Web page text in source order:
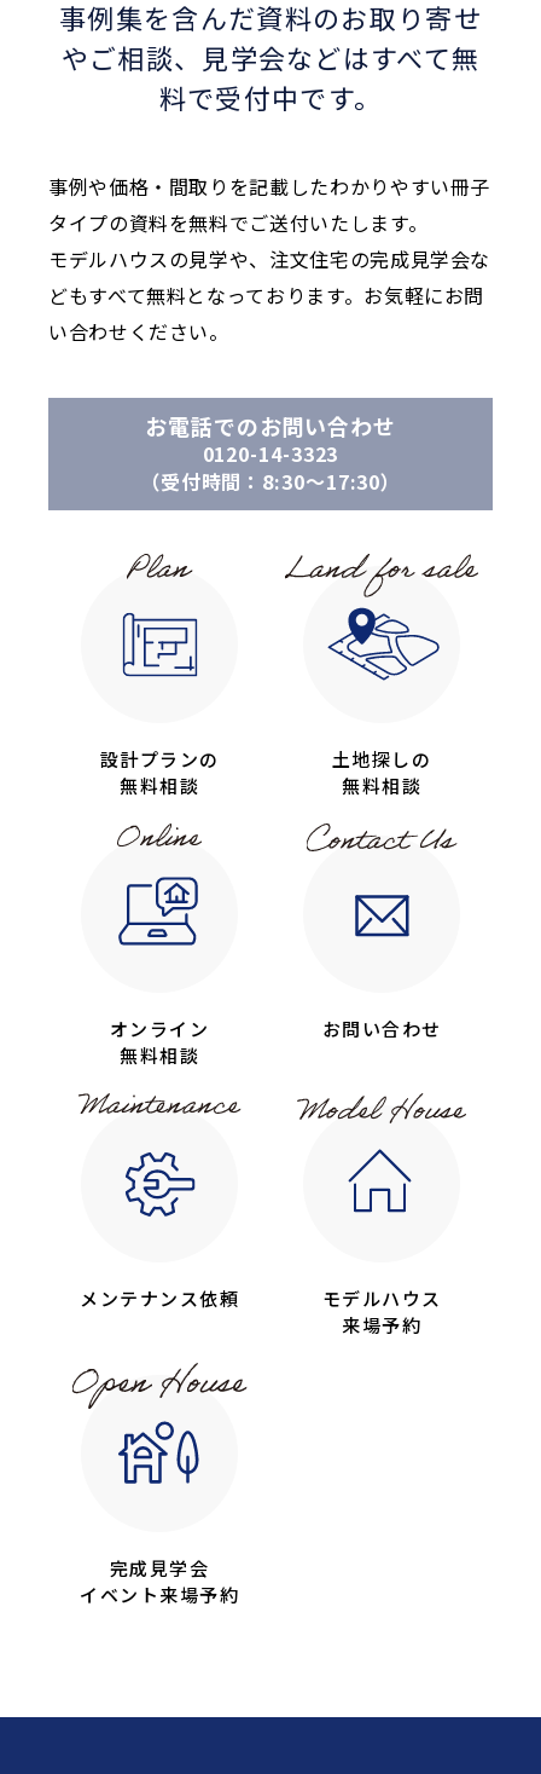
事例集を含んだ資料のお取り寄せ
やご相談、
見学会などはすべて無
料で受付中です。
事例や価格・間取りを記載したわかりやすい冊子
タイプの資料を無料でご送付いたします。
モデルハウスの見学や、注文住宅の完成見学会な
どもすべて無料となっております。お気軽にお問
い合わせください。
お電話でのお問い合わせ
0120-14-3323
（受付時間：8:30〜17:30）
設計プランの
無料相談
土地探しの
無料相談
オンライン
無料相談
お問い合わせ
メンテナンス依頼
モデルハウス
来場予約
完成見学会
イベント来場予約